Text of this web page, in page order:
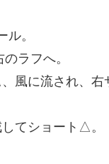
。
ラフへ。
風に流され、右
てショート△。